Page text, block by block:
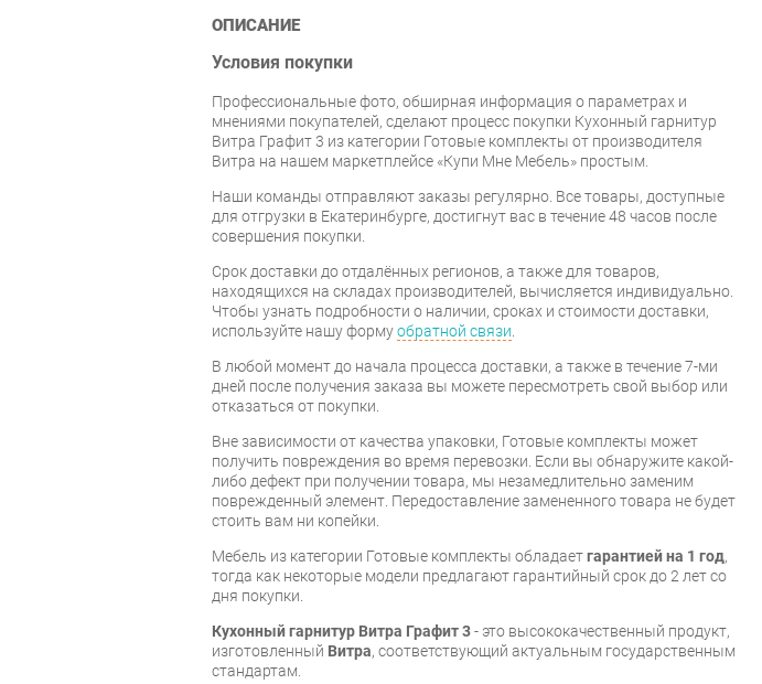
ОПИСАНИЕ
Условия покупки
Профессиональные фото, обширная информация о параметрах и
мнениями покупателей, сделают процесс покупки Кухонный гарнитур
Витра Графит 3 из категории Готовые комплекты от производителя
Витра на нашем маркетплейсе «Купи Мне Мебель» простым.
Наши команды отправляют заказы регулярно. Все товары, доступные
для отгрузки в Екатеринбурге, достигнут вас в течение 48 часов после
совершения покупки.
Срок доставки до отдалённых регионов, а также для товаров,
находящихся на складах производителей, вычисляется индивидуально.
Чтобы узнать подробности о наличии, сроках и стоимости доставки,
используйте нашу формуобратной связи
В любой момент до начала процесса доставки, а также в течение 7-ми
дней после получения заказа вы можете пересмотреть свой выбор или
отказаться от покупки.
Вне зависимости от качества упаковки, Готовые комплекты может
получить повреждения во время перевозки. Если вы обнаружите какой-
либо дефект при получении товара, мы незамедлительно заменим
поврежденный элемент. Передоставление замененного товара не будет
стоить вам ни копейки.
Мебель из категории Готовые комплекты обладаетгарантией на 1 год,
тогда как некоторые модели предлагают гарантийный срок до 2 лет со
дня покупки.
Кухонный гарнитур Витра Графит 3- это высококачественный продукт,
изготовленный Витра, соответствующий актуальным государственным
стандартам.